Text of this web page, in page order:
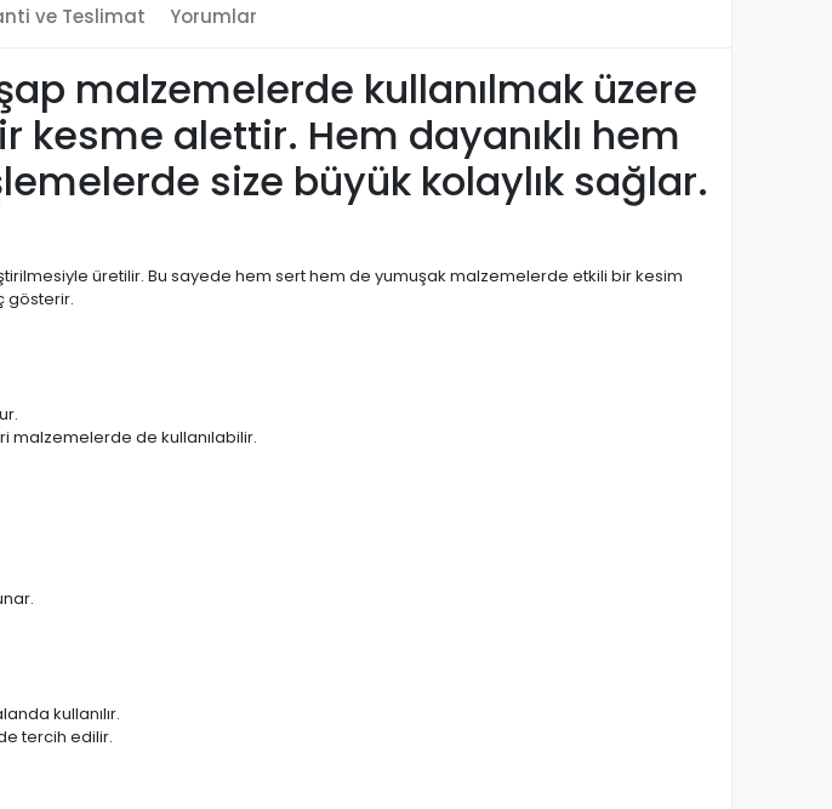
ve Teslimat Yorumlar
malzemelerde kullanılmak üzere
kesme alettir. Hem dayanıklı hem
size büyük kolaylık sağlar.
üretilir. Bu sayede hem sert hem de yumuşak malzemelerde etkili bir kesim
gösterir.
malzemelerde de kullanılabilir.
kullanılır.
tercih edilir.